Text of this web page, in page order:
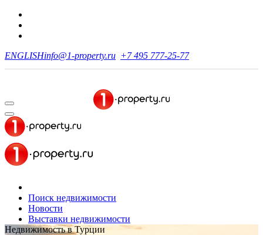
ENGLISHinfo@1-property.ru +7 495 777-25-77
Поиск недвижимости
Новости
Выставки недвижимости
Недвижимость в Турции